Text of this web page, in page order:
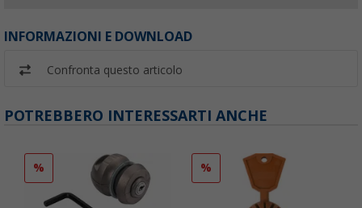
INFORMAZIONI E DOWNLOAD
Confronta questo articolo
POTREBBERO INTERESSARTI ANCHE
% %